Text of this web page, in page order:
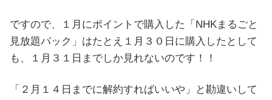
ですので、１月にポイントで購入した「NHKまるごと
見放題パック」はたとえ１月３０日に購入したとして
も、１月３１日までしか見れないのです！！
「２月１４日までに解約すればいいや」と勘違いして